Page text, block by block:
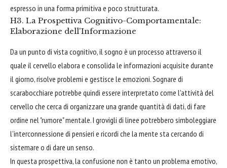
espresso in una forma primitiva e poco strutturata.
H3. La Prospettiva Cognitivo-Comportamentale:
Elaborazione dell'Informazione
Da un punto di vista cognitivo, il sogno è un processo attraverso il
quale il cervello elabora e consolida le informazioni acquisite durante
il giorno, risolve problemi e gestisce le emozioni. Sognare di
scarabocchiare potrebbe quindi essere interpretato come l'attività del
cervello che cerca di organizzare una grande quantità di dati, di fare
ordine nel "rumore" mentale. I grovigli di linee potrebbero simboleggiare
l'interconnessione di pensieri e ricordi che la mente sta cercando di
sistemare o di dare un senso.
In questa prospettiva, la confusione non è tanto un problema emotivo,